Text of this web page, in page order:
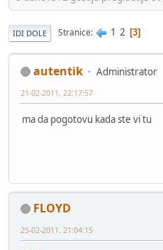
IDI DOLE Stranice 1 2 3
autentik
Administrator
21-02-2011, 22:17:57
ma da pogotovu kada ste vi tu
FLOYD
25-02-2011, 21:04:15